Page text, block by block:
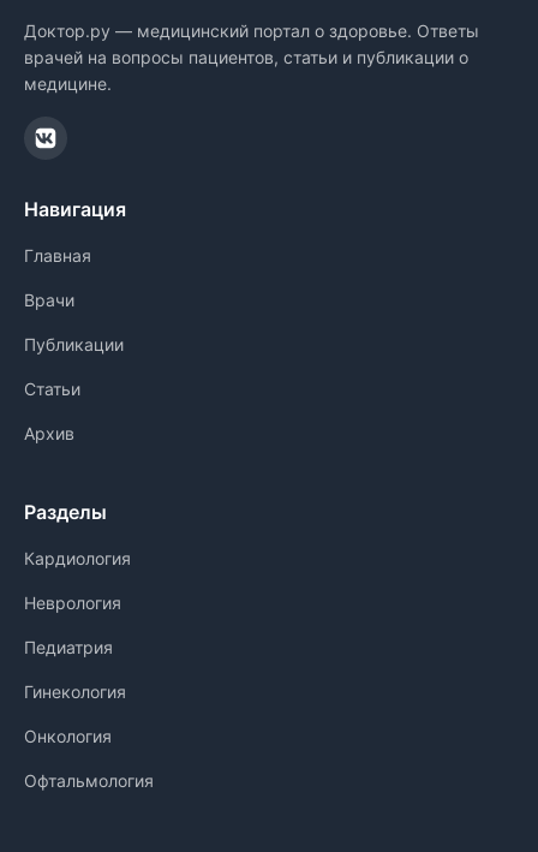
Доктор.ру — медицинский портал о здоровье. Ответы
врачей на вопросы пациентов, статьи и публикации о
медицине.
Навигация
Главная
Врачи
Публикации
Статьи
Архив
Разделы
Кардиология
Неврология
Педиатрия
Гинекология
Онкология
Офтальмология